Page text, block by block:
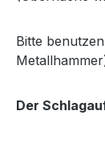
Bitte
Der